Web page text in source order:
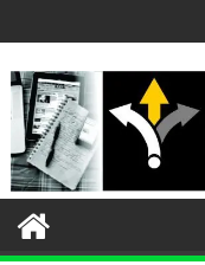
al
contenido